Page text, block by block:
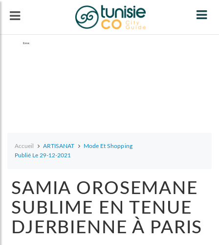
Accueil ARTISANAT
Mode Et Shopping
Publié Le 29-12-2021
SAMIA OROSEMANE
SUBLIME EN TENUE
DJERBIENNE À PARIS